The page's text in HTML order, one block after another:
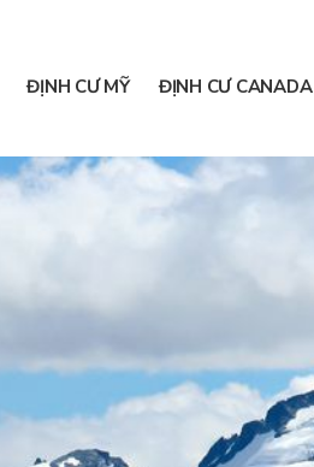
ĐỊNH CƯ MỸ ĐỊNH CƯ CANADA